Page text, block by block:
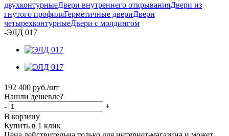
двухконтурныеДвери внутреннего открыванияДвери из
гнутого профиляГерметичные двериДвери
четырехконтурныеДвери с молдингом
-ЭЛД 017
192 400 руб./шт
Нашли дешевле?
-
+
В корзину
Купить в 1 клик